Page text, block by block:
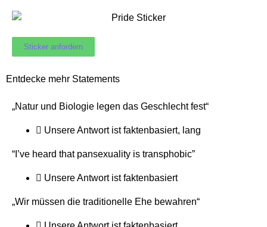
Sticker anfordern
Entdecke mehr Statements
„Natur und Biologie legen das Geschlecht fest“
Unsere Antwort ist faktenbasiert, lang
“I’ve heard that pansexuality is transphobic”
Unsere Antwort ist faktenbasiert
„Wir müssen die traditionelle Ehe bewahren“